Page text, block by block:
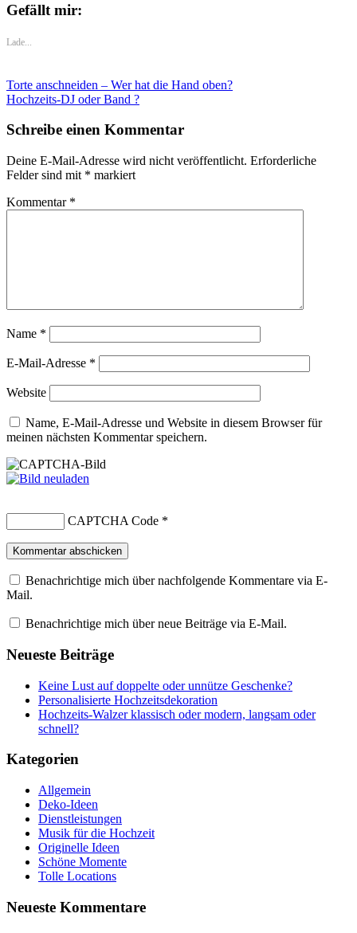
Gefällt mir:
Lade...
Torte anschneiden – Wer hat die Hand oben?
Hochzeits-DJ oder Band ?
Schreibe einen Kommentar
Deine E-Mail-Adresse wird nicht veröffentlicht. Erforderliche
Felder sind mit * markiert
Kommentar *
Name *
E-Mail-Adresse *
Website
Name, E-Mail-Adresse und Website in diesem Browser für
meinen nächsten Kommentar speichern.
CAPTCHA Code *
Benachrichtige mich über nachfolgende Kommentare via E-
Mail.
Benachrichtige mich über neue Beiträge via E-Mail.
Neueste Beiträge
Keine Lust auf doppelte oder unnütze Geschenke?
Personalisierte Hochzeitsdekoration
Hochzeits-Walzer klassisch oder modern, langsam oder
schnell?
Kategorien
Allgemein
Deko-Ideen
Dienstleistungen
Musik für die Hochzeit
Originelle Ideen
Schöne Momente
Tolle Locations
Neueste Kommentare